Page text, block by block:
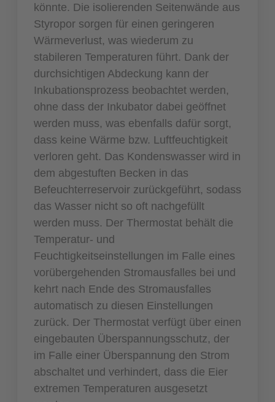
könnte. Die isolierenden Seitenwände aus
Styropor sorgen für einen geringeren
Wärmeverlust, was wiederum zu
stabileren Temperaturen führt. Dank der
durchsichtigen Abdeckung kann der
Inkubationsprozess beobachtet werden,
ohne dass der Inkubator dabei geöffnet
werden muss, was ebenfalls dafür sorgt,
dass keine Wärme bzw. Luftfeuchtigkeit
verloren geht. Das Kondenswasser wird in
dem abgestuften Becken in das
Befeuchterreservoir zurückgeführt, sodass
das Wasser nicht so oft nachgefüllt
werden muss. Der Thermostat behält die
Temperatur- und
Feuchtigkeitseinstellungen im Falle eines
vorübergehenden Stromausfalles bei und
kehrt nach Ende des Stromausfalles
automatisch zu diesen Einstellungen
zurück. Der Thermostat verfügt über einen
eingebauten Überspannungsschutz, der
im Falle einer Überspannung den Strom
abschaltet und verhindert, dass die Eier
extremen Temperaturen ausgesetzt